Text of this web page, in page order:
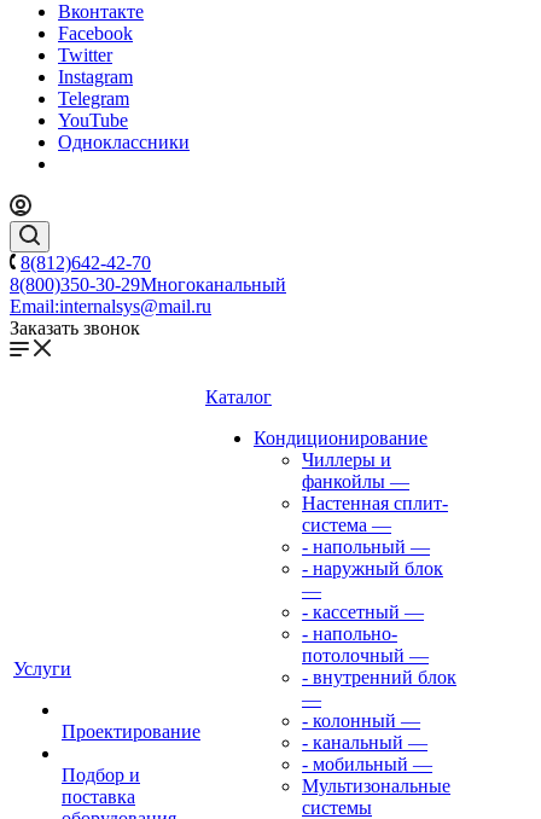
Вконтакте
Facebook
Twitter
Instagram
Telegram
YouTube
Одноклассники
8(812)642-42-70
8(800)350-30-29Многоканальный
Email:internalsys@mail.ru
Заказать звонок
Услуги
Проектирование
Подбор и
поставка
Каталог
Кондиционирование
Чиллеры и
фанкойлы —
Настенная сплит-
система —
- напольный —
- наружный блок
—
- кассетный —
- напольно-
потолочный —
- внутренний блок
—
- колонный —
- канальный —
- мобильный —
Мультизональные
системы